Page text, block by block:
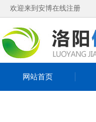
欢迎来到安博在线注册
网站首页